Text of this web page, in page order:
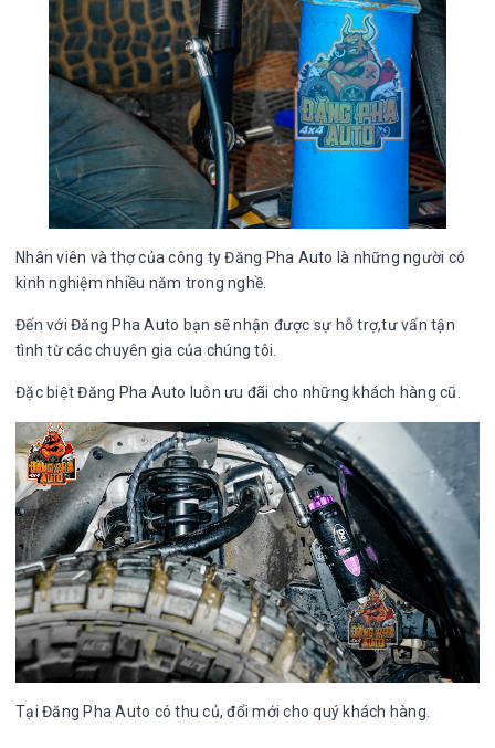
Nhân viên và thợ của công ty Đăng Pha Auto là những người có
kinh nghiệm nhiều năm trong nghề.
Đến với Đăng Pha Auto bạn sẽ nhận được sự hỗ trợ,tư vấn tận
tình từ các chuyên gia của chúng tôi.
Đặc biệt Đăng Pha Auto luôn ưu đãi cho những khách hàng cũ.
Tại Đăng Pha Auto có thu củ, đổi mới cho quý khách hàng.